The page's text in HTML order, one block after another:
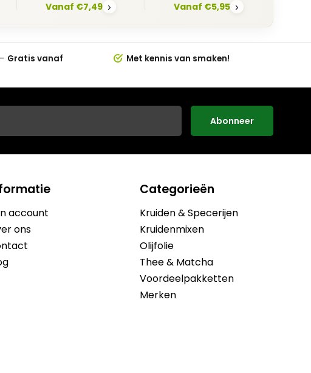
Vanaf €7,49 › Vanaf €5,95 ›
Gratis vanaf
Met kennis van smaken!
Abonneer
account
ons
Categorieën
Kruiden & Specerijen
Kruidenmixen
Olijfolie
Thee & Matcha
Voordeelpakketten
Merken